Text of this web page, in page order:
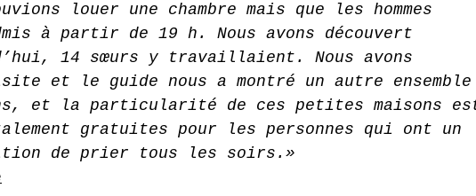
louer une chambre mais que les hommes
à partir de 19 h. Nous avons découvert
14 sœurs y travaillaient. Nous avons
et le guide nous a montré un autre ensemble
et la particularité de ces petites maisons
gratuites pour les personnes qui ont un
de prier tous les soirs.»